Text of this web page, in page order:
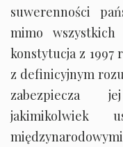
suwerenności
mimo
konstytucja z 1997
z definicyjnym
zabezpiecza
jakimikolwiek